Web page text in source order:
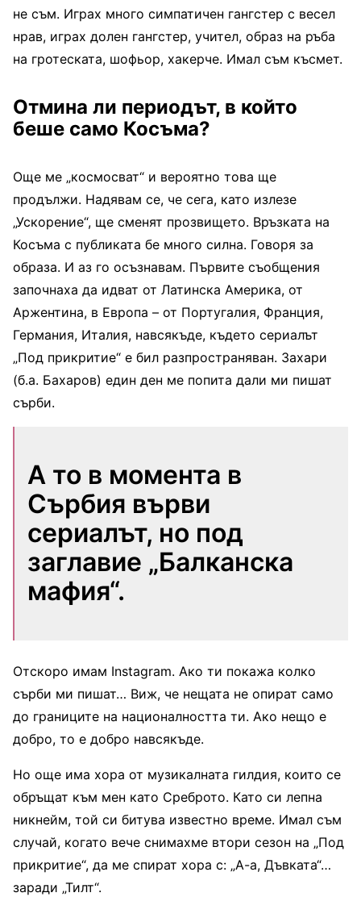
не съм. Играх много симпатичен гангстер с весел
нрав, играх долен гангстер, учител, образ на ръба
на гротеската, шофьор, хакерче. Имал съм късмет.
Отмина ли периодът, в който
беше само Косъма?
Още ме „космосват“ и вероятно това ще
продължи. Надявам се, че сега, като излезе
„Ускорение“, ще сменят прозвището. Връзката на
Косъма с публиката бе много силна. Говоря за
образа. И аз го осъзнавам. Първите съобщения
започнаха да идват от Латинска Америка, от
Аржентина, в Европа – от Португалия, Франция,
Германия, Италия, навсякъде, където сериалът
„Под прикритие“ е бил разпространяван. Захари
(б.а. Бахаров) един ден ме попита дали ми пишат
сърби.
А то в момента в
Сърбия върви
сериалът, но под
заглавие „Балканска
мафия“.
Отскоро имам Instagram. Ако ти покажа колко
сърби ми пишат… Виж, че нещата не опират само
до границите на националността ти. Ако нещо е
добро, то е добро навсякъде.
Но още има хора от музикалната гилдия, които се
обръщат към мен като Среброто. Като си лепна
никнейм, той си битува известно време. Имал съм
случай, когато вече снимахме втори сезон на „Под
прикритие“, да ме спират хора с: „А-а, Дъвката“…
заради „Тилт“.